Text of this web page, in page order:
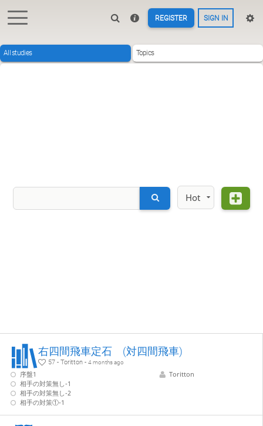
REGISTER SIGN IN
All studies Topics
Hot
右四間飛車定石 (対四間飛車)
57 - Toritton -4 months ago
序盤1
相手の対策無し-1
相手の対策無し-2
相手の対策①-1
Toritton